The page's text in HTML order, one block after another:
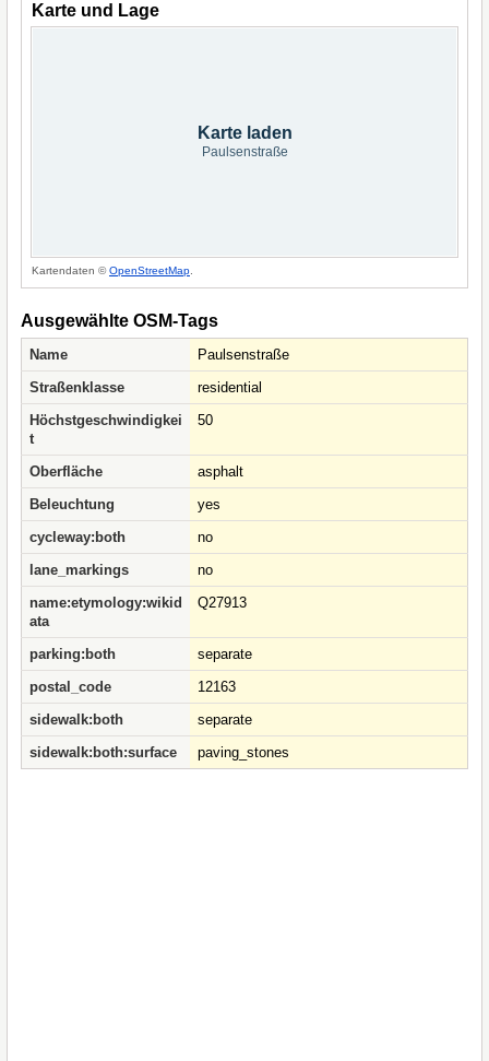
Karte und Lage
Karte laden
Paulsenstraße
Kartendaten ©OpenStreetMap
Ausgewählte OSM-Tags
Name
Paulsenstraße
Straßenklasse
residential
Höchstgeschwindigkei
t
50
Oberfläche
asphalt
Beleuchtung
yes
cycleway:both
no
lane_markings
no
name:etymology:wikid
ata
Q27913
parking:both
separate
postal_code
12163
sidewalk:both
separate
sidewalk:both:surface
paving_stones